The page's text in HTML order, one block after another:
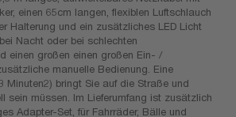
einen 65cm langen, flexiblen Luftschlauch
Halterung und ein zusätzliches LED Licht
Nacht oder bei schlechten
einen großen einen großen Ein- /
manuelle Bedienung. Eine
Minuten2) bringt Sie auf die Straße und
sein müssen. Im Lieferumfang ist zusätzlich
Adapter-Set, für Fahrräder, Bälle und